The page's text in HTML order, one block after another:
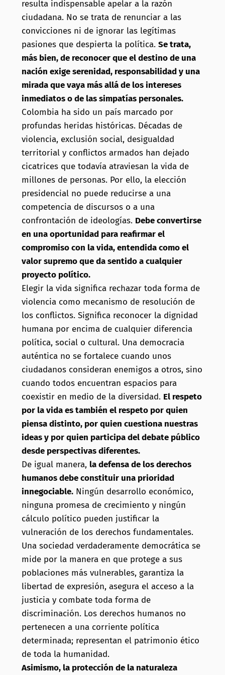
resulta indispensable apelar a la razón
ciudadana. No se trata de renunciar a las
convicciones ni de ignorar las legítimas
pasiones que despierta la política. Se trata,
más bien, de reconocer que el destino de una
nación exige serenidad, responsabilidad y una
mirada que vaya más allá de los intereses
inmediatos o de las simpatías personales.
Colombia ha sido un país marcado por
profundas heridas históricas. Décadas de
violencia, exclusión social, desigualdad
territorial y conflictos armados han dejado
cicatrices que todavía atraviesan la vida de
millones de personas. Por ello, la elección
presidencial no puede reducirse a una
competencia de discursos o a una
confrontación de ideologías. Debe convertirse
en una oportunidad para reafirmar el
compromiso con la vida, entendida como el
valor supremo que da sentido a cualquier
proyecto político.
Elegir la vida significa rechazar toda forma de
violencia como mecanismo de resolución de
los conflictos. Significa reconocer la dignidad
humana por encima de cualquier diferencia
política, social o cultural. Una democracia
auténtica no se fortalece cuando unos
ciudadanos consideran enemigos a otros, sino
cuando todos encuentran espacios para
coexistir en medio de la diversidad. El respeto
por la vida es también el respeto por quien
piensa distinto, por quien cuestiona nuestras
ideas y por quien participa del debate público
desde perspectivas diferentes.
De igual manera, la defensa de los derechos
humanos debe constituir una prioridad
innegociable.Ningún desarrollo económico,
ninguna promesa de crecimiento y ningún
cálculo político pueden justificar la
vulneración de los derechos fundamentales.
Una sociedad verdaderamente democrática se
mide por la manera en que protege a sus
poblaciones más vulnerables, garantiza la
libertad de expresión, asegura el acceso a la
justicia y combate toda forma de
discriminación. Los derechos humanos no
pertenecen a una corriente política
determinada; representan el patrimonio ético
de toda la humanidad.
Asimismo, la protección de la naturaleza